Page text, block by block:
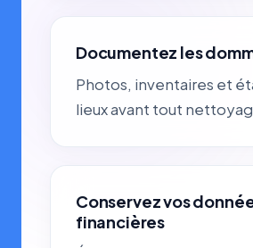
Documentez les
Photos, inventaires et
lieux avant tout
Conservez vos
financières